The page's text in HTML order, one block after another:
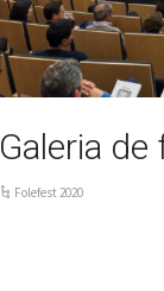
Galeria
Folefest 2020